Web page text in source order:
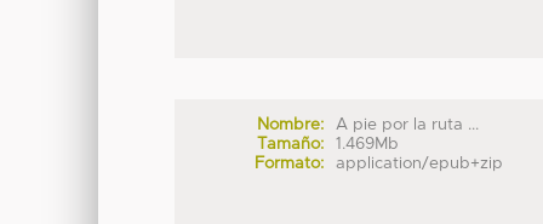
Nombre:
A pie por la ruta ...
Tamaño:
1.469Mb
Formato:
application/epub+zip